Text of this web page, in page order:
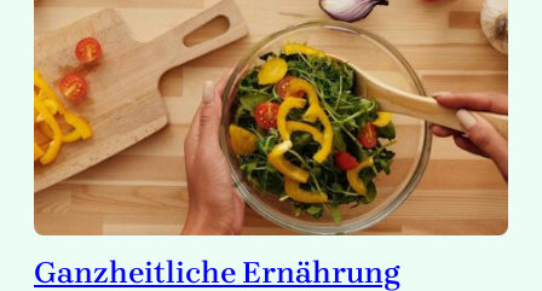
Ganzheitliche Ernährung